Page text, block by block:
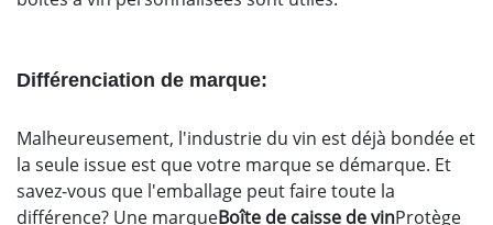
Différenciation de marque:
Malheureusement, l'industrie du vin est déjà bondée et
la seule issue est que votre marque se démarque. Et
savez-vous que l'emballage peut faire toute la
différence? Une marqueBoîte de caisse de vinProtège